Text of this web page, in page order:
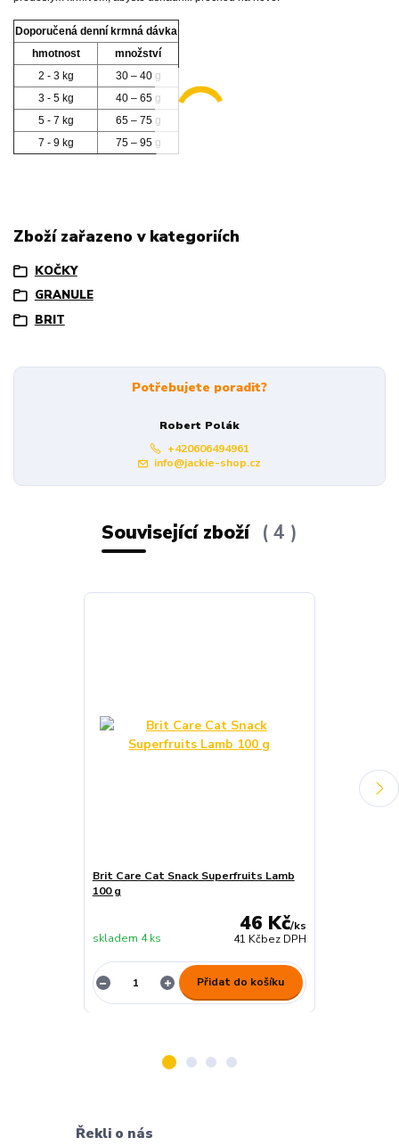
Doporučená denní krmná dávka
hmotnost
množství
2 - 3 kg
30 – 40 g
3 - 5 kg
40 – 65 g
5 - 7 kg
65 – 75 g
7 - 9 kg
75 – 95 g
Zboží zařazeno v kategoriích
KOČKY
GRANULE
BRIT
Potřebujete poradit?
Robert Polák
+420606494961
info@jackie-shop.cz
Související zboží 4
Brit Care Cat Snack Superfruits Lamb
100 g
46 Kč/ks
41 Kčbez DPH
skladem 4 ks
Přidat do košíku
Řekli o nás